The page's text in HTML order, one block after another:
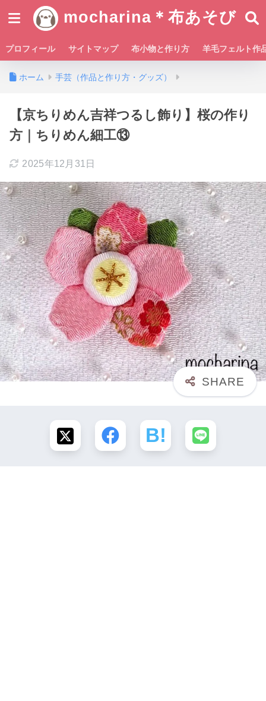
mocharina＊布あそび
プロフィール サイトマップ 布小物と作り方 羊毛フェルト作
ホーム 手芸（作品と作り方・グッズ）
【京ちりめん吉祥つるし飾り】桜の作り
方｜ちりめん細工⑬
2025年12月31日